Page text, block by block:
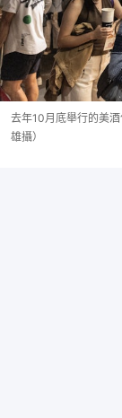
去年10月底舉行的美
雄攝）